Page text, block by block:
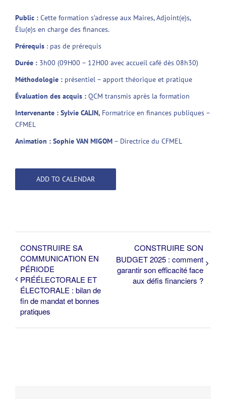
Public : Cette formation s’adresse aux Maires, Adjoint(e)s,
Élu(e)s en charge des finances.
Prérequis : pas de prérequis
Durée : 3h00 (09H00 – 12H00 avec accueil café dès 08h30)
Méthodologie : présentiel – apport théorique et pratique
Évaluation des acquis : QCM transmis après la formation
Intervenante : Sylvie CALIN, Formatrice en finances publiques –
CFMEL
Animation : Sophie VAN MIGOM – Directrice du CFMEL
ADD TO CALENDAR
CONSTRUIRE SA
COMMUNICATION EN
PÉRIODE
PRÉÉLECTORALE ET
ÉLECTORALE : bilan de
fin de mandat et bonnes
pratiques
CONSTRUIRE SON
BUDGET 2025 : comment
garantir son efficacité face
aux défis financiers ?